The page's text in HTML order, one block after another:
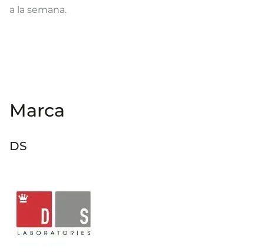
a la semana.
Marca
DS